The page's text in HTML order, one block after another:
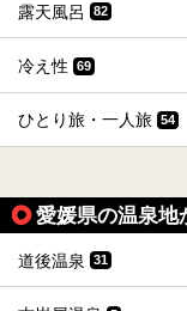
露天風呂 82
冷え性 69
ひとり旅・一人旅 54
愛媛県の温泉地
道後温泉 31